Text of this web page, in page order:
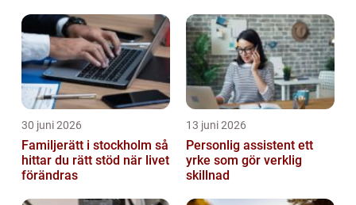
30 juni 2026
Familjerätt i stockholm så
hittar du rätt stöd när livet
förändras
13 juni 2026
Personlig assistent ett
yrke som gör verklig
skillnad